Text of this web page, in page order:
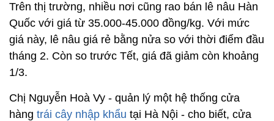
Trên thị trường, nhiều nơi cũng rao bán lê nâu Hàn
Quốc với giá từ 35.000-45.000 đồng/kg. Với mức
giá này, lê nâu giá rẻ bằng nửa so với thời điểm đầu
tháng 2. Còn so trước Tết, giá đã giảm còn khoảng
1/3.
Chị Nguyễn Hoà Vy - quản lý một hệ thống cửa
hàng trái cây nhập khẩu tại Hà Nội - cho biết, cửa